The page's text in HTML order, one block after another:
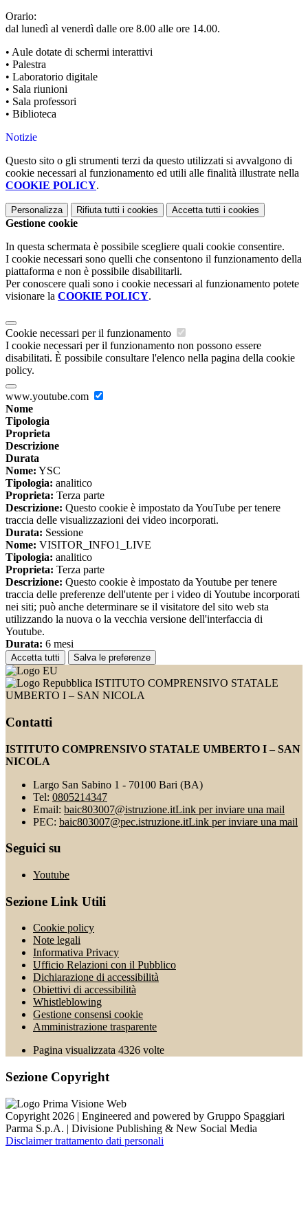
Orario:
dal lunedì al venerdì dalle ore 8.00 alle ore 14.00.
• Aule dotate di schermi interattivi
• Palestra
• Laboratorio digitale
• Sala riunioni
• Sala professori
• Biblioteca
Notizie
Questo sito o gli strumenti terzi da questo utilizzati si avvalgono di
cookie necessari al funzionamento ed utili alle finalità illustrate nella
COOKIE POLICY.
Personalizza Rifiuta tutti i cookies Accetta tutti i cookies
Gestione cookie
In questa schermata è possibile scegliere quali cookie consentire.
I cookie necessari sono quelli che consentono il funzionamento della
piattaforma e non è possibile disabilitarli.
Per conoscere quali sono i cookie necessari al funzionamento potete
visionare la COOKIE POLICY.
Cookie necessari per il funzionamento
I cookie necessari per il funzionamento non possono essere
disabilitati. È possibile consultare l'elenco nella pagina della cookie
policy.
www.youtube.com
Nome
Tipologia
Proprieta
Descrizione
Durata
Nome: YSC
Tipologia: analitico
Proprieta: Terza parte
Descrizione: Questo cookie è impostato da YouTube per tenere
traccia delle visualizzazioni dei video incorporati.
Durata: Sessione
Nome: VISITOR_INFO1_LIVE
Tipologia: analitico
Proprieta: Terza parte
Descrizione: Questo cookie è impostato da Youtube per tenere
traccia delle preferenze dell'utente per i video di Youtube incorporati
nei siti; può anche determinare se il visitatore del sito web sta
utilizzando la nuova o la vecchia versione dell'interfaccia di
Youtube.
Durata: 6 mesi
Accetta tutti Salva le preferenze
ISTITUTO COMPRENSIVO STATALE
UMBERTO I – SAN NICOLA
Contatti
ISTITUTO COMPRENSIVO STATALE UMBERTO I – SAN
NICOLA
Largo San Sabino 1 - 70100 Bari (BA)
Tel: 0805214347
Email: baic803007@istruzione.itLink per inviare una mail
PEC: baic803007@pec.istruzione.itLink per inviare una mail
Seguici su
Youtube
Sezione Link Utili
Cookie policy
Note legali
Informativa Privacy
Ufficio Relazioni con il Pubblico
Dichiarazione di accessibilità
Obiettivi di accessibilità
Whistleblowing
Gestione consensi cookie
Amministrazione trasparente
Pagina visualizzata 4326 volte
Sezione Copyright
Copyright 2026 | Engineered and powered by Gruppo Spaggiari
Parma S.p.A. | Divisione Publishing & New Social Media
Disclaimer trattamento dati personali